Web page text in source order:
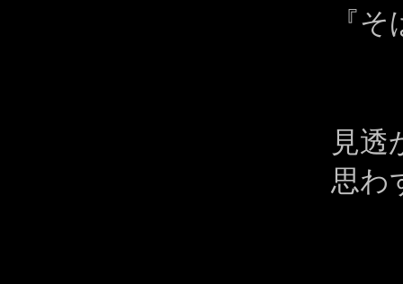
『
見透
思わ